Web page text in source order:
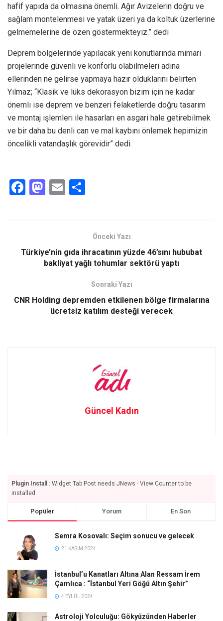
hafif yapıda da olmasına önemli. Ağır Avizelerin doğru ve
sağlam montelenmesi ve yatak üzeri ya da koltuk üzerlerine
gelmemelerine de özen göstermekteyiz.” dedi
Deprem bölgelerinde yapılacak yeni konutlarında mimari
projelerinde güvenli ve konforlu olabilmeleri adına
ellerinden ne gelirse yapmaya hazır olduklarını belirten
Yılmaz; “Klasik ve lüks dekorasyon bizim için ne kadar
önemli ise deprem ve benzeri felaketlerde doğru tasarım
ve montaj işlemleri ile hasarları en asgari hale getirebilmek
ve bir daha bu denli can ve mal kaybını önlemek hepimizin
öncelikli vatandaşlık görevidir” dedi.
F
o
M
d
o
E
Önceki Yazı
Türkiye’nin gıda ihracatının yüzde 46’sını hububat
bakliyat yağlı tohumlar sektörü yaptı
Sonraki Yazı
CNR Holding depremden etkilenen bölge firmalarına
ücretsiz katılım desteği verecek
Güncel Kadın
Plugin Install
: Widget Tab Post needs JNews - View Counter to be
installed
Popüler Yorum En Son
Semra Kosovalı: Seçim sonucu ve gelecek
21 KASIM 2024
İstanbul’u Kanatları Altına Alan Ressam İrem
Çamlıca : “İstanbul Yeri Göğü Altın Şehir”
4 EYLÜL 2024
Astroloji Yolculuğu: Gökyüzünden Haberler